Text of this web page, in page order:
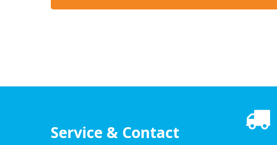
Service & Contact